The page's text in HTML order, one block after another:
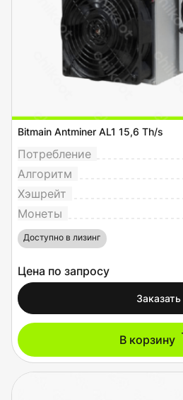
Bitmain Antminer AL1 15,6 Th/s
Потребление
Алгоритм
Хэшрейт
Монеты
Доступно в лизинг
Цена по запросу
Заказать
В корзину